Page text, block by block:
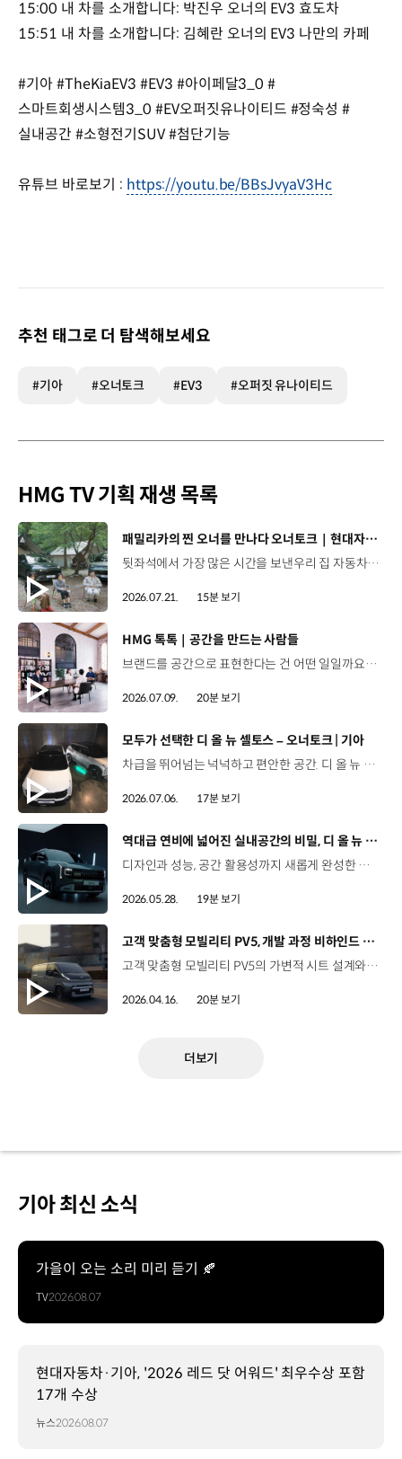
15:00 내 차를 소개합니다: 박진우 오너의 EV3 효도차
15:51 내 차를 소개합니다: 김혜란 오너의 EV3 나만의 카페
#기아 #TheKiaEV3 #EV3 #아이페달3_0 #
스마트회생시스템3_0 #EV오퍼짓유나이티드 #정숙성 #
실내공간 #소형전기SUV #첨단기능
유튜브 바로보기 : https://youtu.be/BBsJvyaV3Hc
추천 태그로 더 탐색해보세요
#기아 #오너토크 #EV3 #오퍼짓 유나이티드
HMG TV 기획 재생 목록
[동영상]
패밀리카의 찐 오너를 만나다 오너토크｜현대자동차
뒷좌석에서 가장 많은 시간을 보낸우리 집 자동차의 찐 오너들!🚗 차에 담긴 추억부터 미래에 꿈꾸는 드림카까지 현대차 Kids의 솔직한 토크를 확인해 보세요. 00:47 패밀리카의 찐 오너, 현대차 Kids 프로필00:56 우리 가족 차가 제일 예쁘다?04:21 차 안에서 우리 가족은?06:26 패밀리카로서의 장점10:04 아이들의 눈으로 본 현대차는 어떤 이미지일까?10:55 추억을 선물한 현대차12:02 나의 드림카13:46 오너토크를 함께한 소감은? #현대자동차 #오너토크 #패밀리카 #현대차Kids #아이오닉9 #싼타페하이브리드 #아이오닉5N #아이오닉6N #N페스티벌 #가족여행 #미래세대 #드림카
2026.07.21. 15분 보기
[동영상]
HMG 톡톡｜공간을 만드는 사람들
브랜드를 공간으로 표현한다는 건 어떤 일일까요? 양재 사옥 로비부터 기아 브랜드관, 제네시스 라운지까지.현대자동차그룹의 공간 브랜딩 담당자들이 들려주는생생한 비하인드 스토리를 HMG 톡톡에서 만나보세요. 00:00 HMG 톡톡 인트로00:33 브랜드 공간 개발 담당자를 소개01:47 공간 브랜딩의 A to Z03:09 현대차그룹 양재사옥 로비 리노베이션 스토리04:58 기아를 체험하는 곳, '오토랜드 브랜드관' 스토리06:20 제네시스의 특별한 공간, '제네시스 라운지' 스토리08:00 공간 브랜딩 담당자들의 업무 에피소드11:17 공간 브랜딩을 위한 파격적인(?) 아이디어 창출법12:44 공간 브랜딩 담당자들의 특이한 직업병?14:20 공간 브랜딩 담당자들의 특별한 아이템 스토리17:55 공간에 진심인 사람들이 그리는 미래 #HMG톡톡 #공간 #현대자동차 #기아 #제네시스 #PV5 #양재사옥 #브랜드공간 #디자인 #공간디자인 #공간브랜딩 #아이디어 #오토랜드브랜드관
2026.07.09. 20분 보기
[동영상]
모두가 선택한 디 올 뉴 셀토스 – 오너토크 | 기아
차급을 뛰어넘는 넉넉하고 편안한 공간. 디 올 뉴 셀토스를 선택한 오너들의 Talk🚗 00:00 인트로00:44 오너 프로필01:34 내가 디 올 뉴 셀토스를 선택한 이유03:13 첫차라서 더 소중해04:00 보다 크고 강인해진 디자인05:08 차급을 뛰어넘는 다재다능 실내공간06:03 아이들은 몰랐던 엄마의 새 차07:08 내가 2열 편의성을 고려한 이유09:03 V2L 기능09:58 스테이 모드10:35 ADAS12:11 오감으로 느끼는 사운드 - 1열 바이브로 사운드 시트13:47 내 차를 소개합니다16:32 나에게 셀토스란 #기아 #디올뉴셀토스 #오너토크 #소형SUV #중형급소형SUV #첨단운전자보조기능 #셀토스하이브리드연비 #셀토스하이브리드XLine디자인 #바이브로사운드시트 #휠베이스 #2열리클라이닝시트 #스마트파워테일게이트
2026.07.06. 17분 보기
[동영상]
역대급 연비에 넓어진 실내공간의 비밀, 디 올 뉴 셀토스 개발기
디자인과 성능, 공간 활용성까지 새롭게 완성한 디 올 뉴 셀토스.연구원이 직접 밝히는 풀체인지 개발 비하인드를 만나보세요. 01:35 연구원도 “이건 좀 갖고 싶은데?”라고 생각한 역대급 풀체인지02:22 디 올 뉴 셀토스, 좋은데 비싸다? 개발 연구진의 솔직한 마음03:27 Trial – 기존 셀토스의 최대 약점, NVH 성능 개선 목표03:58 Trial – 패밀리카를 염두에 둔 2열 공간 확보 목표04:48 Trial – 소형 SUV는 꼭 귀여워야 할까? 외장 디자인 목표05:51 Modify – 디 올 뉴 셀토스의 강인한 외관 디자인 탄생 배경07:07 Modify – 비행기 날개 같은 사이드미러 디자인, 고주파 휘슬 소음 잡아내다09:20 Modify – 2열 리클라이닝 시트, 24도의 비밀10:07 Modify – 짜릿한 음악 비트를 진동으로 전달하는, 바이브로 사운드 시트13:15 Improve – 차급을 넘어선 정숙성, 고급 세단 수준의 NVH 달성14:11 Improve – 더 넓고 더 여유롭게, 동급 최강의 2열과 적재공간15:47 Improve – 선택하는 재미까지 더했다, 확 달라진 컬러 라인업16:36 Improve – 연비, 활용성 모두 잡은 하이브리드 기술 소개 (HPC / V2L / 스테이 모드) #기아 #TMI토크 #디올뉴셀토스 #디올뉴셀토스하이브리드 #디올뉴셀토스디자인 #디올뉴셀토스시트 #디올뉴셀토스실내공간 #디올뉴셀토스가격 #디올뉴셀토스옵션 #디올뉴셀토스XLine 유튜브 바로 가가
2026.05.28. 19분 보기
[동영상]
고객 맞춤형 모빌리티 PV5, 개발 과정 비하인드 스토리
고객 맞춤형 모빌리티 PV5의 가변적 시트 설계와 최첨단 사양까지.승차감과 내구성을 모두 확보하기 위한 고민,연구원이 직접 밝히는 PV5 개발 스토리를 지금 만나보세요. 00:00 하이라이트00:49 PV5 프로젝트를 맡았을 때, 들었던 생각?02:06 Trial-고객의 니즈에서 개발을 시작한 PV5 프로젝트04:20 Modify-시트를 자동차 바닥으로 넣을 수 있다면? 카고 하이루프 ‘팝업 싱킹 시트’ 개발 스토리07:02 Modify-안전성과 승차감을 충족하는 현가장치 ‘후륜 사이드로드 발생형 CTBA’ 개발 스토리11:02 Modify-비즈니스의 무한 확장을 가능하게 하는 ‘신규 인포테인먼트‘ 개발 스토리12:50 Improve-운전하기 편안한 전기 밴13:29 Improve-넓은 실내공간 확보를 위한 노력14:37 최소 회전 반경 5.5m, 경차 수준의 회전 반경 확보한 PV516:05 안드로이드 기반 AAOS 최초로 적용한 PV517:46 ‘이게 정말 되네?’ 연구원들의 솔직한 PV5 개발 소감 #기아 #TMI토크 #PV5 #PV5카고 #PV5패신저 #PV5택시 #PV5하이루프 #PBV #PV5개발과정 #PV5특화기능 #PV5성능 #PV5공간활용 #PV5승차감 #PV5안정성 #고객맞춤형모빌리티 유튜브 바로 가기 >
2026.04.16. 20분 보기
더보기
기아 최신 소식
가을이 오는 소리 미리 듣기 🍂
TV2026.08.07
현대자동차·기아, '2026 레드 닷 어워드' 최우수상 포함
17개 수상
뉴스2026.08.07